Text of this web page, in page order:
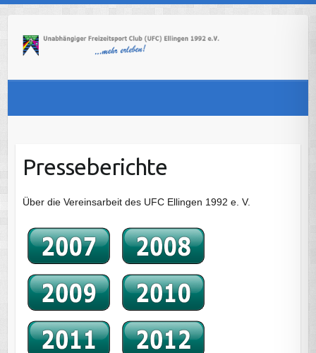
content
Presseberichte
Über die Vereinsarbeit des UFC Ellingen 1992 e. V.